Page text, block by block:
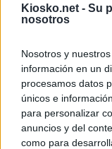
Kiosko.net - Su
nosotros
Nosotros y
información en un
procesamos datos
únicos e
para personalizar
anuncios y del
como para